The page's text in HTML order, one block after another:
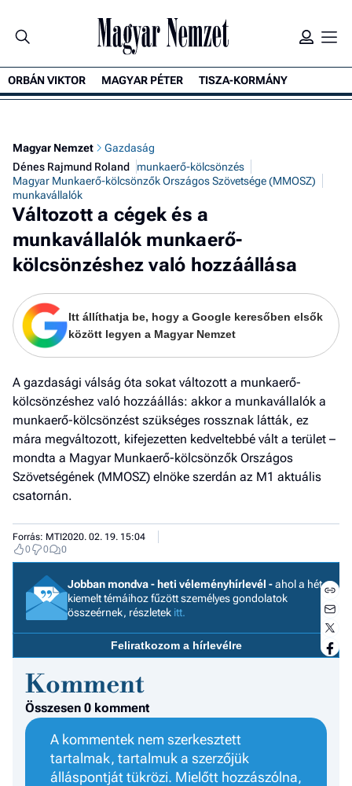
- heti
ORBÁN VIKTOR MAGYAR PÉTER TISZA-KORMÁNY
Magyar Nemzet
Gazdaság
Dénes Rajmund Roland
munkaerő-kölcsönzés
Magyar Munkaerő-kölcsönzők Országos Szövetsége (MMOSZ)
munkavállalók
Változott a cégek és a
munkavállalók munkaerő-
kölcsönzéshez való hozzáállása
Itt állíthatja be, hogy a Google keresőben elsők
között legyen a Magyar Nemzet
A gazdasági válság óta sokat változott a munkaerő-
kölcsönzéshez való hozzáállás: akkor a munkavállalók a
munkaerő-kölcsönzést szükséges rossznak látták, ez
mára megváltozott, kifejezetten kedveltebbé vált a terület –
mondta a Magyar Munkaerő-kölcsönzők Országos
Szövetségének (MMOSZ) elnöke szerdán az M1 aktuális
csatornán.
Forrás: MTI2020. 02. 19. 15:04
0
0 0
Jobban mondva - heti véleményhírlevél -ahol a hét
kiemelt témáihoz fűzött személyes gondolatok
összeérnek, részletek itt.
Feliratkozom a hírlevélre
Komment
Összesen 0 komment
A kommentek nem szerkesztett
tartalmak, tartalmuk a szerzőjük
álláspontját tükrözi. Mielőtt hozzászólna,